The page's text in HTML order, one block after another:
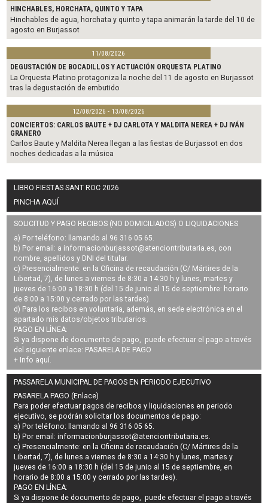
HINCHABLES, HORCHATA, QUINTO Y TAPA
Hinchables de agua, horchata y quinto y tapa animarán la tarde del 10 de
agosto en Burjassot
11/08/2026
DEGUSTACIÓN DE BOCADILLOS Y ACTUACIÓN ORQUESTA PLATINO
La Orquesta Platino protagoniza la noche del 11 de agosto en Burjassot
tras la degustación de embutido
12/08/2026 - 13/08/2026
CONCIERTOS: CARLOS BAUTE + DJ CARLOTA Y MALDITA NEREA + DJ IVÁN
GRANERO
Carlos Baute y Maldita Nerea llegan a las fiestas de Burjassot en dos
noches dedicadas a la música
LIBRO FIESTAS SANT ROC 2026
PINCHA AQUÍ
SOLICITUD Y PAGO RECIBOS (NO DOMICILIADOS) O LIQUIDACIONES
a) Por teléfono: llamando al 96 316 05 65.
b) Por email: a informacionburjassot@atenciontributaria.es, con
nombre, apellidos y DNI del titular.
c) Presencialmente: en la Oficina de recaudación (C/ Mártires de la
Libertad, 7), de lunes a viernes de 8:30 a 14:30 h y lunes, martes y
jueves de 16:00 a 18:30 h (del 15 de junio al 15 de septiembre: horario
de 8:00 a 15:00 y cerrado por las tardes).
d) Para los recibos en voluntaria, además, en sede electrónica en el
apartado mis datos/objetos tributarios.
PAGO EN LÍNEA:
Si ya dispone de documento de pago, puede efectuar el pago a través
del siguiente enlace: PASARELA DE PAGO
+ Info aquí.
PASSARELA MUNICIPAL DE PAGOS EN PERIODO EJECUTIVO
PASARELA PAGO (Enlace)
Para poder efectuar pagos derecibos y liquidaciones en periodo
ejecutivo, se podrán solicitar los documentos de pago:
a) Por teléfono: llamando al 96 316 05 65.
b) Por email:informacionburjassot@atenciontributaria.es.
c) Presencialmente: en la Oficina de recaudación (C/ Mártires de la
Libertad, 7), de lunes a viernes de 8:30 a 14:30 h y lunes, martes y
jueves de 16:00 a 18:30 h (del 15 de junio al 15 de septiembre, en
horario de 8:00 a 15:00 y cerrado por las tardes).
PAGO EN LÍNEA:
Si ya dispone de documento de pago, puede efectuar el pago a través